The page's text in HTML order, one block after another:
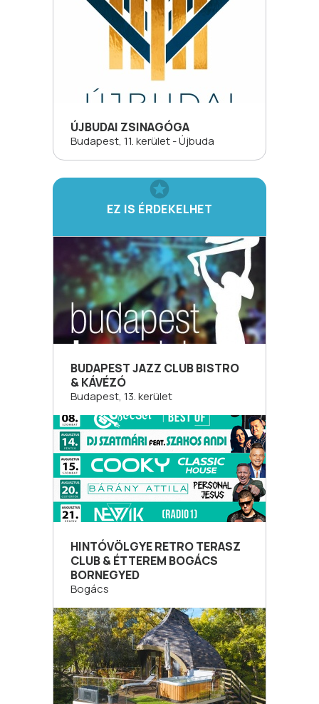
ÚJBUDAI ZSINAGÓGA
Budapest, 11. kerület - Újbuda
EZ IS ÉRDEKELHET
BUDAPEST JAZZ CLUB BISTRO
& KÁVÉZÓ
Budapest, 13. kerület
HINTÓVÖLGYE RETRO TERASZ
CLUB & ÉTTEREM BOGÁCS
BORNEGYED
Bogács